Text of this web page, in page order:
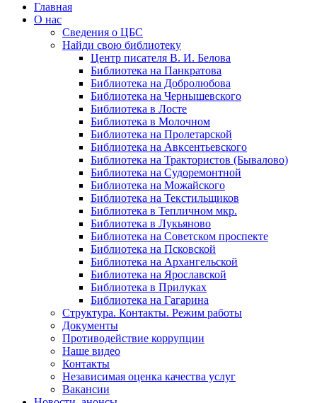
Главная
О нас
Сведения о ЦБС
Найди свою библиотеку
Центр писателя В. И. Белова
Библиотека на Панкратова
Библиотека на Добролюбова
Библиотека на Чернышевского
Библиотека в Лосте
Библиотека в Молочном
Библиотека на Пролетарской
Библиотека на Авксентьевского
Библиотека на Трактористов (Бывалово)
Библиотека на Судоремонтной
Библиотека на Можайского
Библиотека на Текстильщиков
Библиотека в Тепличном мкр.
Библиотека в Лукьяново
Библиотека на Советском проспекте
Библиотека на Псковской
Библиотека на Архангельской
Библиотека на Ярославской
Библиотека в Прилуках
Библиотека на Гагарина
Структура. Контакты. Режим работы
Документы
Противодействие коррупции
Наше видео
Контакты
Независимая оценка качества услуг
Вакансии